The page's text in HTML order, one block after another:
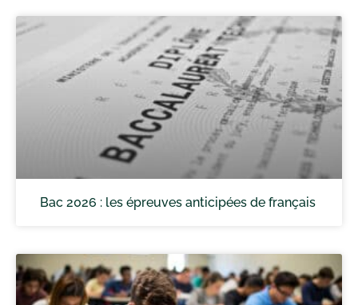
Bac 2026 : les épreuves anticipées de français